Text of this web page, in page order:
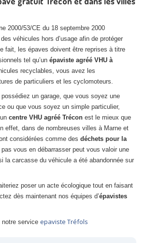
2000/53/CE du 18 septembre 2000
véhicules hors d’usage afin de protéger
fait, les épaves doivent être reprises à titre
tel qu’un épaviste agréé VHU à
recyclables, vous avez les
de particuliers et les cyclomoteurs.
possédiez un garage, que vous soyez une
ou que vous soyez un simple particulier,
centre VHU agréé Trécon est le mieux que
effet, dans de nombreuses villes à Marne et
considérées comme des déchets pour la
vous en débarrasser peut vous valoir une
la carcasse du véhicule a été abandonnée sur
poser un acte écologique tout en faisant
dès maintenant nos équipes d’épavistes
notre service epaviste Tréfols